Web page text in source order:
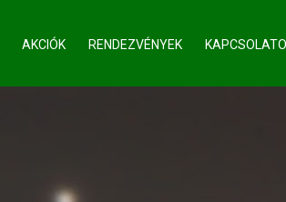
AKCIÓK RENDEZVÉNYEK